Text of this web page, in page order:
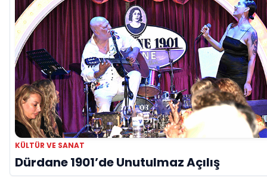
KÜLTÜR VE SANAT
Dürdane 1901’de Unutulmaz Açılış